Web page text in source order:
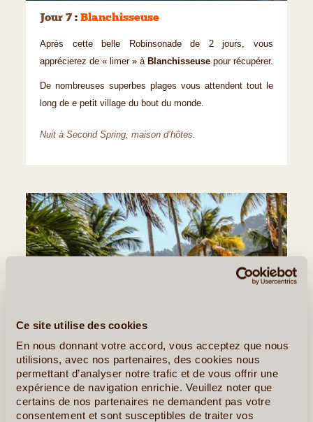
Ce site utilise des cookies
En nous donnant votre accord, vous acceptez que nous
utilisions, avec nos partenaires, des cookies nous
permettant d’analyser notre trafic et de vous offrir une
expérience de navigation enrichie. Veuillez noter que
certains de nos partenaires ne demandent pas votre
consentement et sont susceptibles de traiter vos
Jour 7 : Blanchisseuse
Après cette belle Robinsonade de 2 jours, vous
apprécierez de « limer » à Blanchisseuse pour récupérer.
De nombreuses superbes plages vous attendent tout le
long de e petit village du bout du monde.
Nuit à Second Spring, maison d’hôtes.